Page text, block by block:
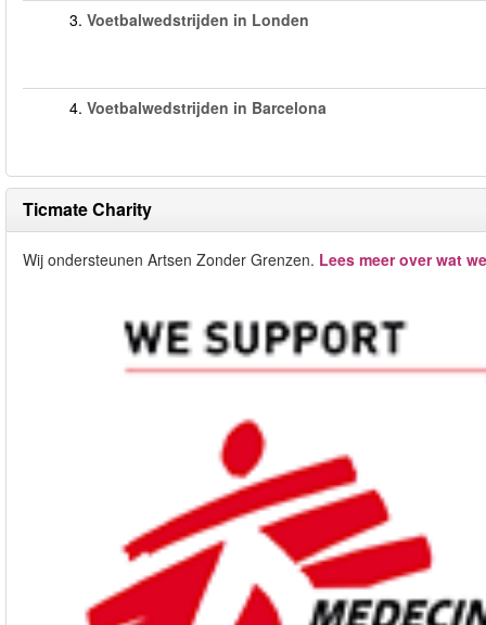
3. Voetbalwedstrijden in Londen
4. Voetbalwedstrijden in Barcelona
Ticmate Charity
Wij ondersteunen Artsen Zonder Grenzen. Lees meer over wat